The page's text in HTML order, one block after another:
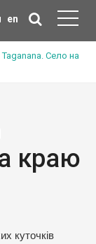
en
Село на
краю
куточків